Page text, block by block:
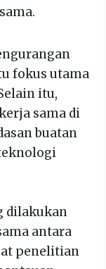
fokus utama
itu,
sama di
buatan
dilakukan
antara
penelitian